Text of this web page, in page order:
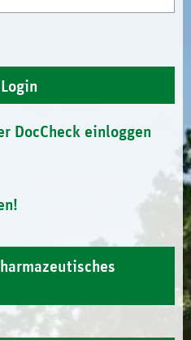
DocCheck einloggen